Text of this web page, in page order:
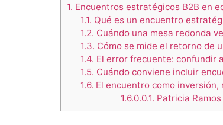
1. Encuentros estratégicos B2B en
1.1. Qué es un encuentro
1.2. Cuándo una mesa redonda
1.3. Cómo se mide el retorno de
1.4. El error frecuente: confundir
1.5. Cuándo conviene incluir
1.6. El encuentro como inversión,
1.6.0.0.1. Patricia